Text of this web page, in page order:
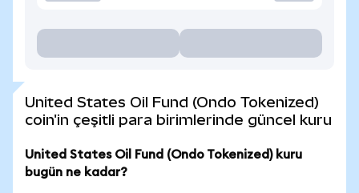
United States Oil Fund (Ondo Tokenized)
coin'in çeşitli para birimlerinde güncel kuru
United States Oil Fund (Ondo Tokenized) kuru
bugün ne kadar?